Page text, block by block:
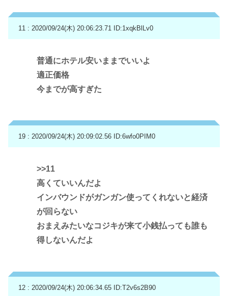
11 : 2020/09/24(木) 20:06:23.71 ID:1xqkBlLv0
普通にホテル安いままでいいよ
適正価格
今までが高すぎた
19 : 2020/09/24(木) 20:09:02.56 ID:6wfo0PIM0
>>11
高くていいんだよ
インバウンドがガンガン使ってくれないと経済
が回らない
おまえみたいなコジキが来て小銭払っても誰も
得しないんだよ
12 : 2020/09/24(木) 20:06:34.65 ID:T2v6s2B90